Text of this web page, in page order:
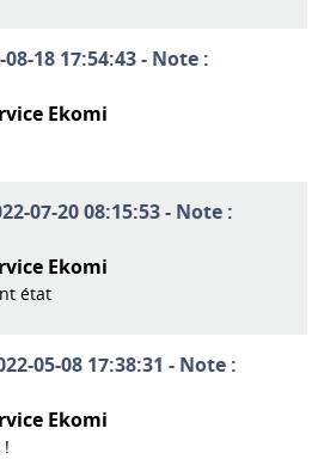
18 17:54:43 - Note :
Ekomi
07-20 08:15:53 - Note :
Ekomi
état
05-08 17:38:31 - Note :
Ekomi